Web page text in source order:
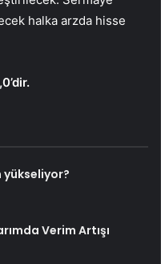
halka arzda hisse
Verim Artışı